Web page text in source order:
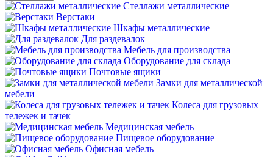
Стеллажи металлические
Верстаки
Шкафы металлические
Для раздевалок
Мебель для производства
Оборудование для склада
Почтовые ящики
Замки для металлической
мебели
Колеса для грузовых
тележек и тачек
Медицинская мебель
Пищевое оборудование
Офисная мебель